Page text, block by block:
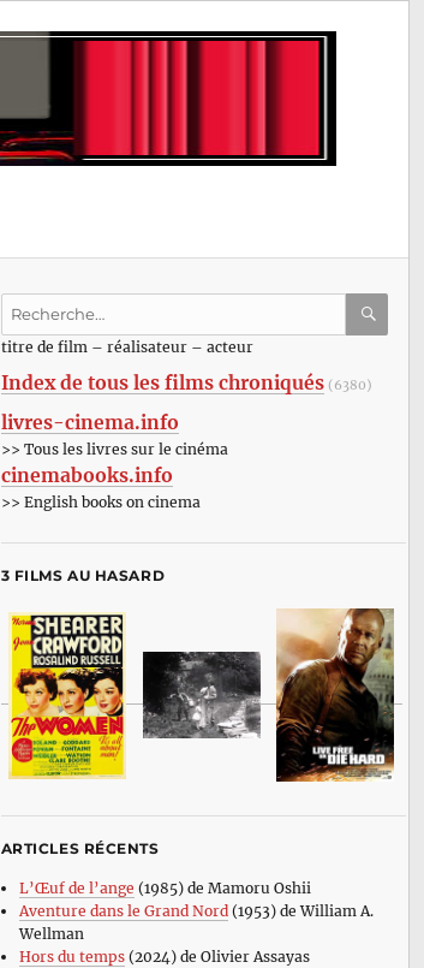
Recherche
:titre de film – réalisateur – acteur
Index de tous les films chroniqués (6380)
livres-cinema.info
>> Tous les livres sur le cinéma
cinemabooks.info
>> English books on cinema
3 FILMS AU HASARD
ARTICLES RÉCENTS
L’Œuf de l’ange (1985) de Mamoru Oshii
Aventure dans le Grand Nord(1953) de William A.
Wellman
Hors du temps(2024) de Olivier Assayas